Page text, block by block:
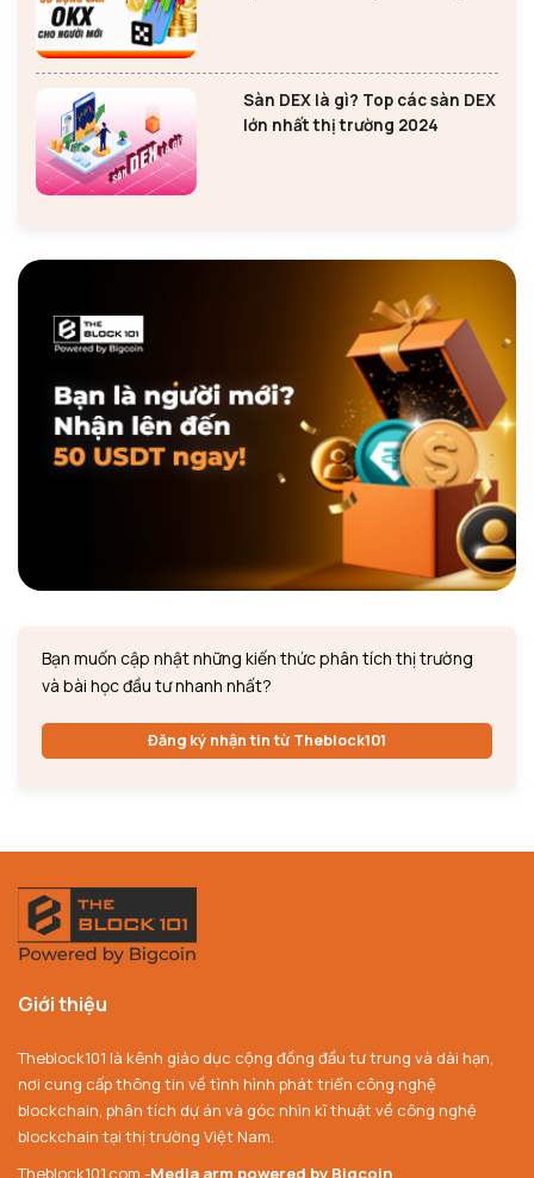
Sàn DEX là gì? Top các sàn DEX
lớn nhất thị trường 2024
Bạn muốn cập nhật những kiến thức phân tích thị trường
và bài học đầu tư nhanh nhất?
Đăng ký nhận tin từ Theblock101
Giới thiệu
Theblock101 là kênh giáo dục cộng đồng đầu tư trung và dài hạn,
nơi cung cấp thông tin về tình hình phát triển công nghệ
blockchain, phân tích dự án và góc nhìn kĩ thuật về công nghệ
blockchain tại thị trường Việt Nam.
Theblock101.com -Media arm powered by Bigcoin